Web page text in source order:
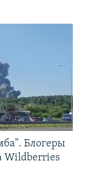
Блогеры
Wildberries